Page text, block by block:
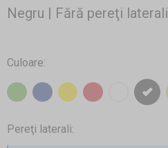
Negru | Fără pereţi laterali
Culoare:
Pereţi laterali: